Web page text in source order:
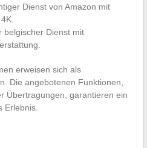
Dienst von Amazon mit
belgischer Dienst mit
erweisen sich als
Die angebotenen Funktionen,
Übertragungen, garantieren ein
Erlebnis.